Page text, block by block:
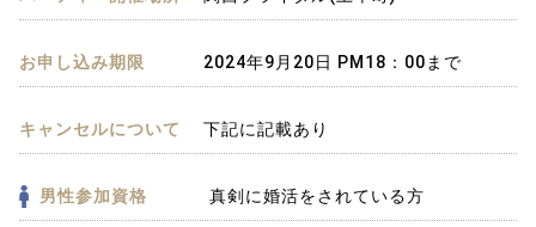
お申し込み期限 2024年9月20日 PM18：00まで
キャンセルについて 下記に記載あり
男性参加資格 真剣に婚活をされている方